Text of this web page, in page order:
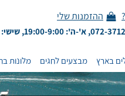
ההזמנות שלי
בארץ מבצעים לחגים מלונות